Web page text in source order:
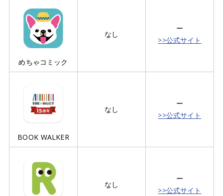
めちゃコミック
なし
ー
>>公式サイト
BOOK WALKER
なし
ー
>>公式サイト
なし
ー
>>公式サイト